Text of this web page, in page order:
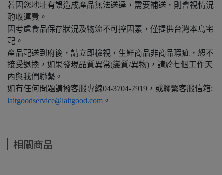
若因您地址有誤造成產品無法送達，需要補送，則會視情況
酌收運費。
因考慮食品保存狀況及物流不可控因素，僅提供台灣本島宅
配。
產品配送到府後，請立即檢視，生鮮商品非商品瑕疵，恕不
接受退換，如果發現品質異常(變質/異物)，請於七個工作天
內與我們聯繫。
如有任何問題請撥客服專線04-3704-7919，或聯繫客服信箱:
laitgoodservice@laitgood.com 。
相關商品